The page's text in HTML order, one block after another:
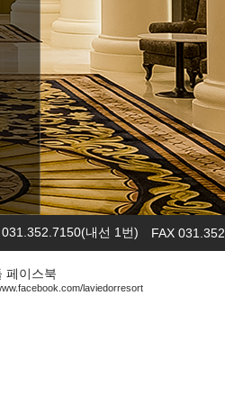
내선 1번) FAX
페이스북
laviedorresort